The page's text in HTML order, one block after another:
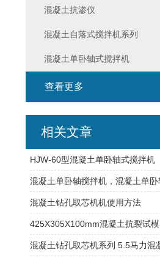
混凝土抗渗仪
混凝土自落式搅拌机系列
混凝土单卧轴式搅拌机
查看更多
相关文章
HJW-60型混凝土单卧轴式搅拌机
混凝土钻孔取芯机机使用方法
425X305X100mm混凝土抗裂试模